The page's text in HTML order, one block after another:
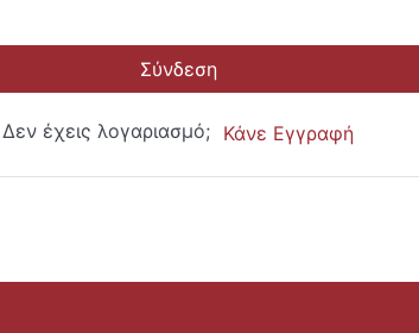
Σύνδεση
Δεν έχεις λογαριασμό; Κάνε Εγγραφή